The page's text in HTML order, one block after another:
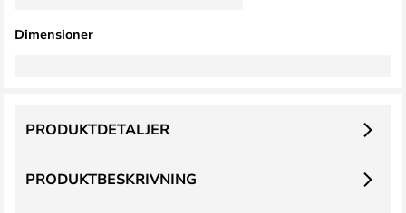
Dimensioner
PRODUKTBESKRIVNING
PRODUKTDETALJER